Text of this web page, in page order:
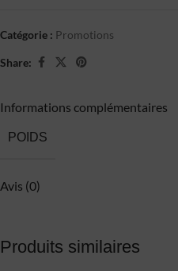
Catégorie : Promotions
Share:
Informations complémentaires
POIDS
Avis (0)
Produits similaires